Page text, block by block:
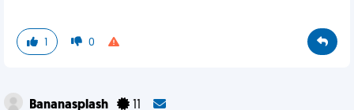
1 0
Bananasplash